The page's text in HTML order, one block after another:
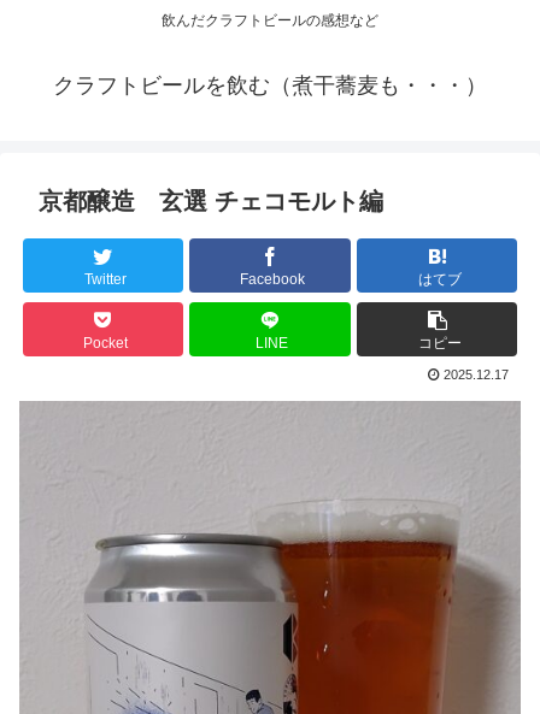
飲んだクラフトビールの感想など
クラフトビールを飲む（煮干蕎麦も・・・）
京都醸造 玄選 チェコモルト編
Twitter Facebook はてブ
Pocket LINE コピー
2025.12.17